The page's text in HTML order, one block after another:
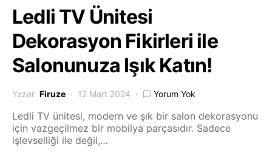
Ledli TV Ünitesi
Dekorasyon Fikirleri ile
Salonunuza Işık Katın!
Yazar Firuze 12 Mart 2024 Yorum Yok
Ledli TV ünitesi, modern ve şık bir salon dekorasyonu
için vazgeçilmez bir mobilya parçasıdır. Sadece
işlevselliği ile değil,…